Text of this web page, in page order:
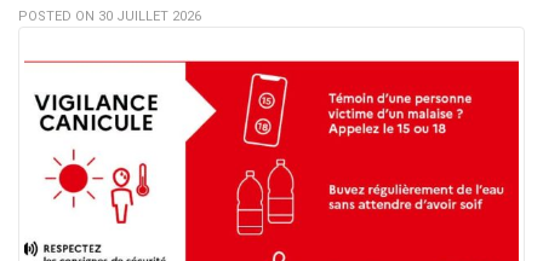
POSTED ON 30 JUILLET 2026